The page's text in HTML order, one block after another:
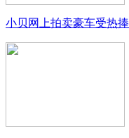
小贝网上拍卖豪车受热捧